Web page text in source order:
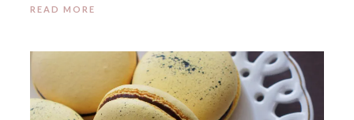
READ MORE